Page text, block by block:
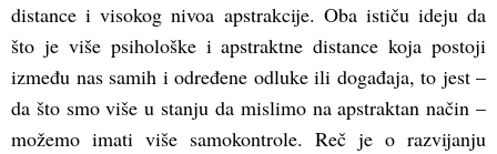
distance i visokog nivoa apstrakcije. Oba ističu ideju da
što je više psihološke i apstraktne distance koja postoji
između nas samih i određene odluke ili događaja, to jest –
da što smo više u stanju da mislimo na apstraktan način –
možemo imati više samokontrole. Reč je o razvijanju